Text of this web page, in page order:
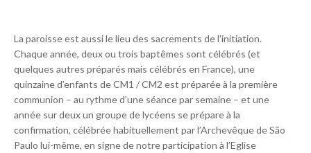
La paroisse est aussi le lieu des sacrements de l’initiation.
Chaque année, deux ou trois baptêmes sont célébrés (et
quelques autres préparés mais célébrés en France), une
quinzaine d’enfants de CM1 / CM2 est préparée à la première
communion – au rythme d’une séance par semaine – et une
année sur deux un groupe de lycéens se prépare à la
confirmation, célébrée habituellement par l’Archevêque de São
Paulo lui-même, en signe de notre participation à l’Eglise